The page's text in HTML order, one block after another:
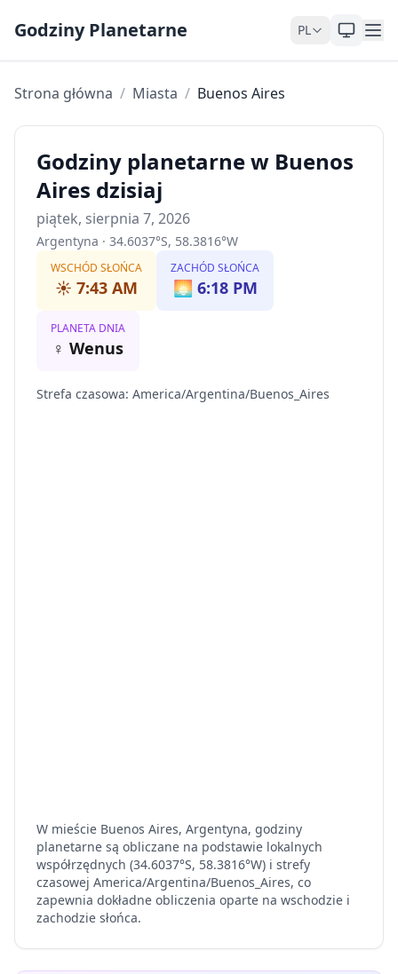
Godziny Planetarne PL
Strona główna / Miasta / Buenos Aires
Godziny planetarne w Buenos
Aires dzisiaj
piątek, sierpnia 7, 2026
Argentyna · 34.6037°S, 58.3816°W
WSCHÓD SŁOŃCA
☀️ 7:43 AM
ZACHÓD SŁOŃCA
🌅 6:18 PM
PLANETA DNIA
♀ Wenus
Strefa czasowa: America/Argentina/Buenos_Aires
W mieście Buenos Aires, Argentyna, godziny
planetarne są obliczane na podstawie lokalnych
współrzędnych (34.6037°S, 58.3816°W) i strefy
czasowej America/Argentina/Buenos_Aires, co
zapewnia dokładne obliczenia oparte na wschodzie i
zachodzie słońca.